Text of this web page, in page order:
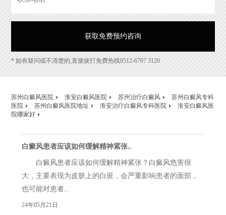
* 如有疑问或不清楚的,直接拔打免费热线0512-6707 3120
苏州白癜风医院 淮安白癜风医院 苏州治疗白癜风
苏州白癜风专科
医院
苏州白癜风医院地址 淮安治疗白癜风专科医院
淮安白癜风医
院哪家好
白癜风患者应该如何缓解精神紧张..
白癜风患者应该如何缓解精神紧张？白癜风危害很
大，主要表现为皮肤上的白斑，会严重影响患者的面部，
也可能对患者...
24年05月21日